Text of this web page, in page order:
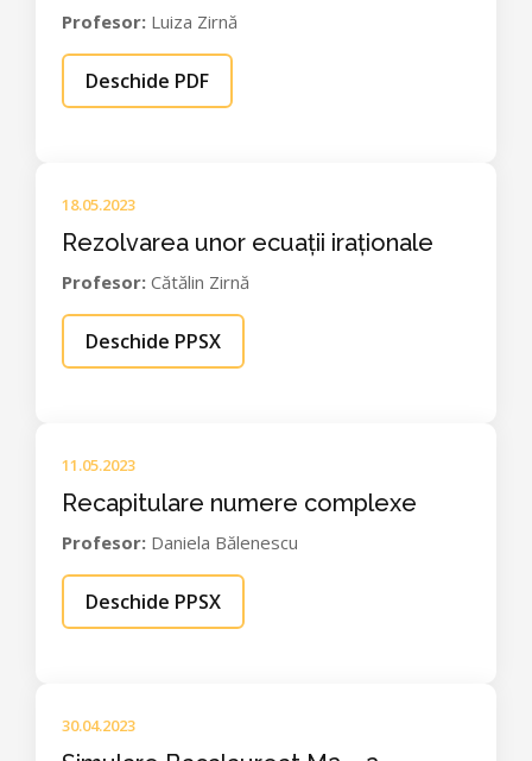
Profesor: Luiza Zirnă
Deschide PDF
18.05.2023
Rezolvarea unor ecuații iraționale
Profesor: Cătălin Zirnă
Deschide PPSX
11.05.2023
Recapitulare numere complexe
Profesor: Daniela Bălenescu
Deschide PPSX
30.04.2023